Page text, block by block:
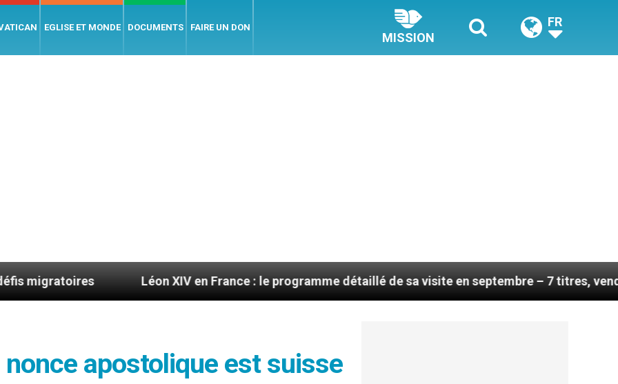
EGLISE ET MONDE DOCUMENTS FAIRE UN DON
MISSION
FR
Léon XIV en France : le programme détaillé de sa visite en septembre – 7 titres, vendredi 7 août
apostolique est suisse